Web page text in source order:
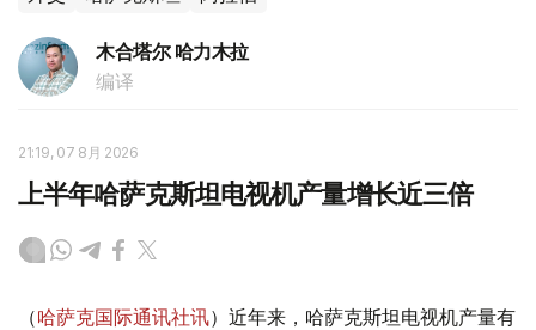
木合塔尔 哈力木拉
编译
21:19, 07 8月 2026
上半年哈萨克斯坦电视机产量增长近三倍
（哈萨克国际通讯社讯）近年来，哈萨克斯坦电视机产量有